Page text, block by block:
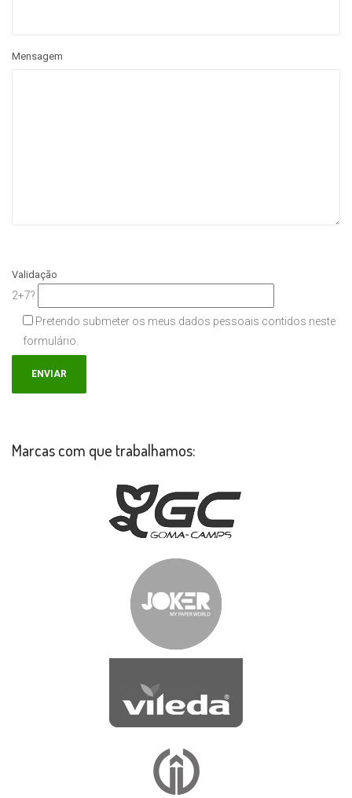
Mensagem
Validação
2+7?
Pretendo submeter os meus dados pessoais contidos neste
formulário.
Marcas com que trabalhamos: